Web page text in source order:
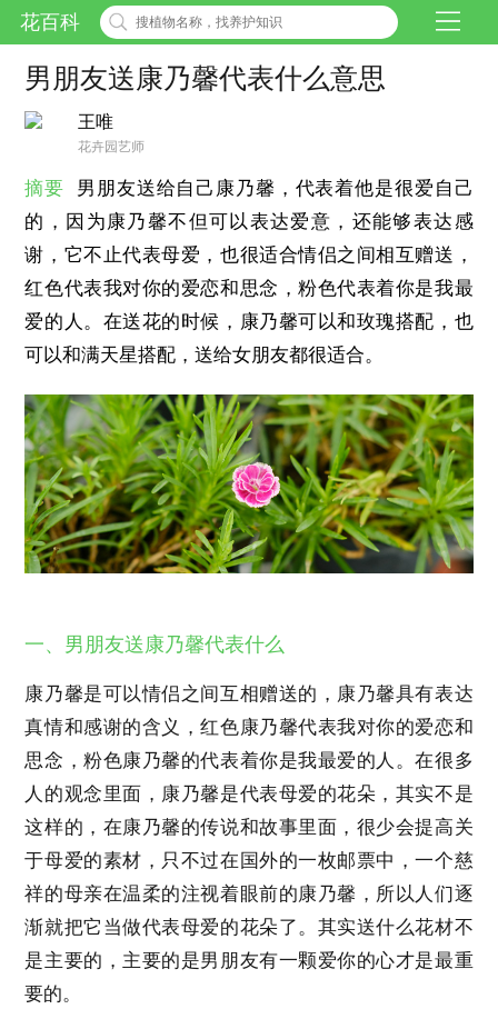
花百科
男朋友送康乃馨代表什么意思
王唯
花卉园艺师
摘要
男朋友送给自己康乃馨，代表着他是很爱自己
的，因为康乃馨不但可以表达爱意，还能够表达感
谢，它不止代表母爱，也很适合情侣之间相互赠送，
红色代表我对你的爱恋和思念，粉色代表着你是我最
爱的人。在送花的时候，康乃馨可以和玫瑰搭配，也
可以和满天星搭配，送给女朋友都很适合。
一、男朋友送康乃馨代表什么
康乃馨是可以情侣之间互相赠送的，康乃馨具有表达
真情和感谢的含义，红色康乃馨代表我对你的爱恋和
思念，粉色康乃馨的代表着你是我最爱的人。在很多
人的观念里面，康乃馨是代表母爱的花朵，其实不是
这样的，在康乃馨的传说和故事里面，很少会提高关
于母爱的素材，只不过在国外的一枚邮票中，一个慈
祥的母亲在温柔的注视着眼前的康乃馨，所以人们逐
渐就把它当做代表母爱的花朵了。其实送什么花材不
是主要的，主要的是男朋友有一颗爱你的心才是最重
要的。